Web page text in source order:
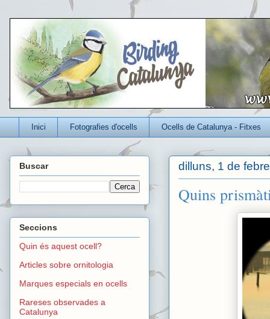
Un blog per conèixer millor els ocells que viuen a Catalunya
Inici Fotografies d'ocells Ocells de Catalunya - Fitxes
dilluns, 1 de
Quins
Buscar
Seccions
Quin és aquest ocell?
Articles sobre ornitologia
Marques especials en ocells
Rareses observades a
Catalunya